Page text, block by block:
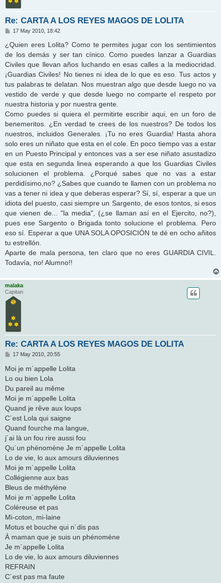
Re: CARTA A LOS REYES MAGOS DE LOLITA
M
n
s
a
j
e
17 May 2010, 18:42
¿Quien eres Lolita? Como te permites jugar con los sentimientos
de los demás y ser tan cínico. Como puedes lanzar a Guardias
Civiles que llevan años luchando en esas calles a la mediocridad.
¡Guardias Civiles! No tienes ni idea de lo que es eso. Tus actos y
tus palabras te delatan. Nos muestran algo que desde luego no va
vestido de verde y que desde luego no comparte el respeto por
nuestra historia y por nuestra gente.
Como puedes si quiera el permitirte escribir aqui, en un foro de
benemeritos. ¿En verdad te crees de los nuestros? De todos los
nuestros, incluidos Generales. ¡Tu no eres Guardia! Hasta ahora
solo eres un niñato que esta en el cole. En poco tiempo vas a estar
en un Puesto Principal y entonces vas a ser ese niñato asustadizo
que esta en segunda linea esperando a que los Guardias Civiles
solucionen el problema. ¿Porqué sabes que no vas a estar
perdidísimo,no? ¿Sabes que cuando te llamen con un problema no
vas a tener ni idea y que deberas esperar? Sí, sí, esperar a que un
idiota del puesto, casi siempre un Sargento, de esos tontos, si esos
que vienen de... "la media", (¿se llaman así en el Ejercito, no?),
pues ese Sargento o Brigada tonto solucione el problema. Pero
eso sí. Esperar a que UNA SOLA OPOSICIÓN te dé en ocho añitos
tu estrellón.
Aparte de mala persona, ten claro que no eres GUARDIA CIVIL.
Todavía, no! Alumno!!
malaka
Capitan
Re: CARTA A LOS REYES MAGOS DE LOLITA
M
n
s
a
e
17 May 2010, 20:55
Moi je m´appelle Lolita
Lo ou bien Lola
Du pareil au même
Moi je m´appelle Lolita
Quand je rêve aux loups
C´est Lola qui saigne
Quand fourche ma langue,
j´ai là un fou rire aussi fou
Qu´un phénomène Je m´appelle Lolita
Lo de vie, lo aux amours diluviennes
Moi je m´appelle Lolita
Collégienne aux bas
Bleus de méthylène
Moi je m´appelle Lolita
Coléreuse et pas
Mi-coton, mi-laine
Motus et bouche qui n´dis pas
À maman que je suis un phénomène
Je m´appelle Lolita
Lo de vie, lo aux amours diluviennes
REFRAIN
C´est pas ma faute